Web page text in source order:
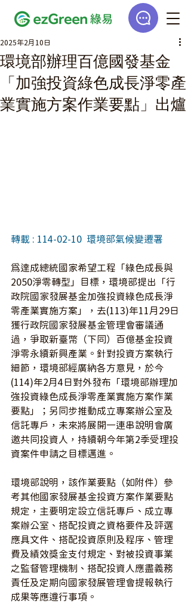
環境部辦理百億國發基金
「加強投資綠色成長淨零產
業實施方案作業要點」出爐
2025年2月10日
轉載 : 114-02-10 環境部氣候變遷署
為達成總統國家希望工程「綠色成長與
2050淨零轉型」目標，環境部提出「行
政院國家發展基金加強投資綠色成長淨
零產業實施方案」，去(113)年11月29日
獲行政院國家發展基金管理會審議通
過，爭取新臺幣（下同）百億基金投資
淨零永續新興產業。針對投資方案執行
細節，環境部經廣納各方意見，於今
(114)年2月4日對外發布「環境部辦理加
強投資綠色成長淨零產業實施方案作業
要點」；另同步推動成立專案辦公室及
信託專戶，未來將展開一連串說明會廣
邀共同投資人，持續朝今年第2季受理投
資案件申請之目標邁進。
環境部說明，該作業要點（如附件）參
考其他國家發展基金投資方案作業要點
規定，主要明定設立信託專戶、成立專
案辦公室、搭配投資之資格要件及評選
應具文件、搭配投資原則及程序、管理
費及績效獎金支付規定、對被投資事業
之監督管理機制、搭配投資人應盡義務
責任及定期向國家發展管理會提報執行
成果等應遵行事項。